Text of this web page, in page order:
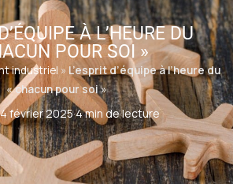
À L’HEURE DU
POUR SOI »
industriel » L’esprit d’équipe à l’heure du
« chacun pour soi »
février 2025·4 min de lecture